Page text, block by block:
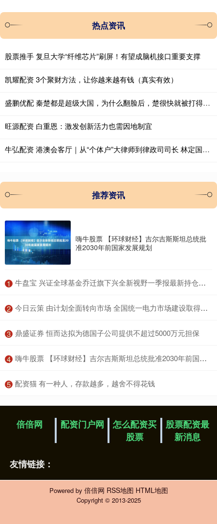
热点资讯
股票推手 复旦大学“纤维芯片”刷屏！有望成脑机接口重要支撑
凯耀配资 3个聚财方法，让你越来越有钱（真实有效）
盛鹏优配 秦楚都是超级大国，为什么翻脸后，楚很快就被打得几乎亡国了？
旺源配资 白重恩：激发创新活力也需因地制宜
牛弘配资 港澳会客厅｜从“个体户”大律师到律政司司长 林定国：挑战相当大
推荐资讯
嗨牛股票 【环球财经】吉尔吉斯斯坦总统批
准2030年前国家发展规划
1 ​牛盘宝 兴证全球基金乔迁旗下兴全新视野一季报最新持仓，重仓立讯精密
2 ​今日云策 由计划全面转向市场 全国统一电力市场建设取得标志性成果
3 ​鼎盛证券 恒而达拟为德国子公司提供不超过5000万元担保
4 ​嗨牛股票 【环球财经】吉尔吉斯斯坦总统批准2030年前国家发展规划
5 ​配资猫 有一种人，存款越多，越舍不得花钱
倍倍网 配资门户网
怎么配资买
股票
股票配资最
新消息
友情链接：
Powered by 倍倍网 RSS地图 HTML地图
Copyright © 2013-2025